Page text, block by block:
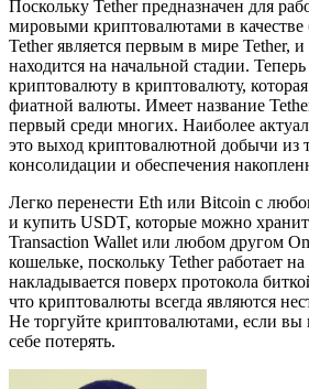
Поскольку Tether предназначен для
мировыми криптовалютами в качестве
Tether является первым в мире Tether, и
находится на начальной стадии.
криптовалюту в криптовалюту, которая
фиатной валюты. Имеет название
первый среди многих. Наиболее
это выход криптовалютной добычи из
консолидации и обеспечения
Легко перенести Eth или Bitcoin с
и купить USDT, которые можно
Transaction Wallet или любом другом
кошельке, поскольку Tether работает
накладывается поверх протокола
что криптовалюты всегда являются
Не торгуйте криптовалютами, если вы
себе потерять.